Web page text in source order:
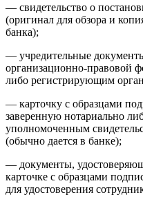
— свидетельство о
(оригинал для обзора и
банка);
— учредительные
организационно-правовой
либо регистрирующим
— карточку с образцами
заверенную нотариально
уполномоченным
(обычно дается в банке);
— документы,
карточке с образцами
для удостоверения